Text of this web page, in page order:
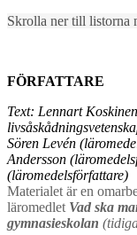
Skrolla ner till listorna
FÖRFATTARE
Text: Lennart
Sören Levén
Andersson
(läromedelsförfattare)
Materialet är en
läromedlet Vad ska
gymnasieskolan